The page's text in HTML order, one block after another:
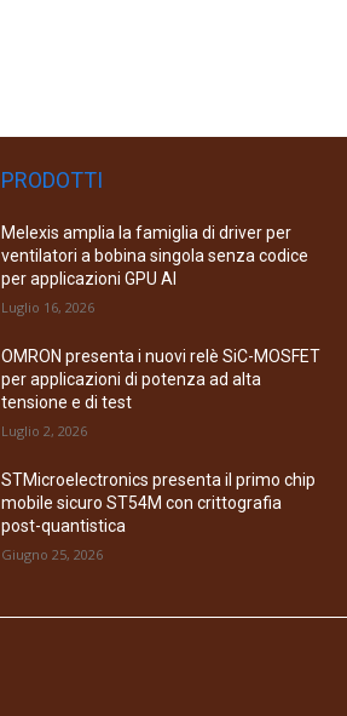
PRODOTTI
Melexis amplia la famiglia di driver per
ventilatori a bobina singola senza codice
per applicazioni GPU AI
Luglio 16, 2026
OMRON presenta i nuovi relè SiC-MOSFET
per applicazioni di potenza ad alta
tensione e di test
Luglio 2, 2026
STMicroelectronics presenta il primo chip
mobile sicuro ST54M con crittografia
post-quantistica
Giugno 25, 2026